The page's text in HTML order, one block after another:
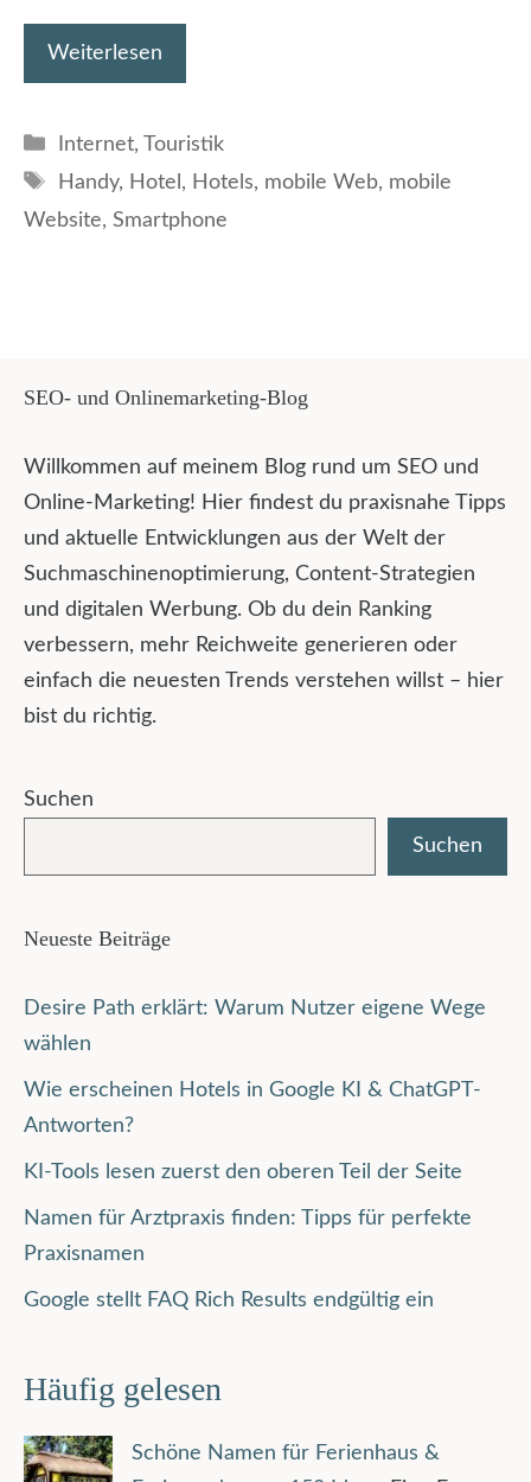
Weiterlesen
Kategorien
Internet, Touristik
Schlagwörter
Handy, Hotel , Hotels, mobile Web, mobile
Website, Smartphone
SEO- und Onlinemarketing-Blog
Willkommen auf meinem Blog rund um SEO und
Online-Marketing! Hier findest du praxisnahe Tipps
und aktuelle Entwicklungen aus der Welt der
Suchmaschinenoptimierung, Content-Strategien
und digitalen Werbung. Ob du dein Ranking
verbessern, mehr Reichweite generieren oder
einfach die neuesten Trends verstehen willst – hier
bist du richtig.
Suchen
Suchen
Neueste Beiträge
Desire Path erklärt: Warum Nutzer eigene Wege
wählen
Wie erscheinen Hotels in Google KI & ChatGPT-
Antworten?
KI-Tools lesen zuerst den oberen Teil der Seite
Namen für Arztpraxis finden: Tipps für perfekte
Praxisnamen
Google stellt FAQ Rich Results endgültig ein
Häufig gelesen
Schöne Namen für Ferienhaus &